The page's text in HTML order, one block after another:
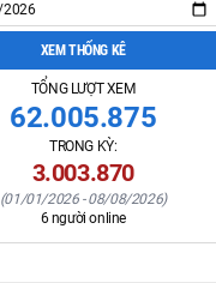
XEM THỐNG KÊ
TỔNG LƯỢT XEM
62.005.875
TRONG KỲ:
3.003.870
(01/01/2026-08/08/2026)
6người online